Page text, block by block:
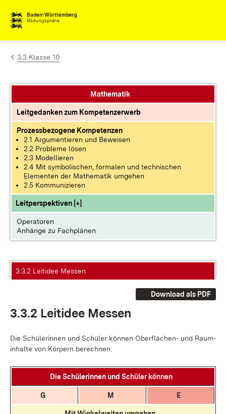
Zum Inhalt springen
Baden-Württemberg
Bildungspläne
3.3 Klasse 10
Mathematik
Leitgedanken zum Kompetenzerwerb
Prozessbezogene Kompetenzen
2.1 Argumentieren und Beweisen
2.2 Probleme lösen
2.3 Modellieren
2.4 Mit symbolischen, formalen und technischen
Elementen der Mathematik umgehen
2.5 Kommunizieren
Leitperspektiven [+]
Operatoren
Anhänge zu Fachplänen
3.3.2 Leitidee Messen
Download als PDF
3.3.2 Leit­idee Mes­sen
Die Schü­le­rin­nen und Schü­ler kön­nen Ober­flä­chen- und Raum­
in­hal­te von Kör­pern be­rech­nen.
Die Schü­le­rin­nen und Schü­ler kön­nen
G M E